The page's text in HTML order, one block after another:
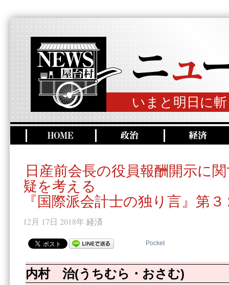
いまと明日に
日産前会長の役員報酬開示に
疑を考える
『国際派会計士の独り言』第３
12月 17日 2018年 経済
Pocket
内村 治(うちむら・おさむ)